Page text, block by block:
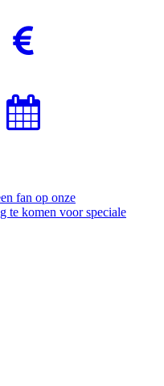
fan op onze
te komen voor speciale